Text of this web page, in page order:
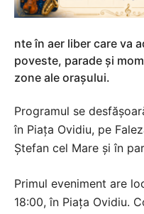
nte în aer liber care va
poveste, parade și
zone ale orașului.
Programul se
în Piața Ovidiu, pe
Ștefan cel Mare și în
Primul eveniment are
18:00, în Piața Ovidiu.